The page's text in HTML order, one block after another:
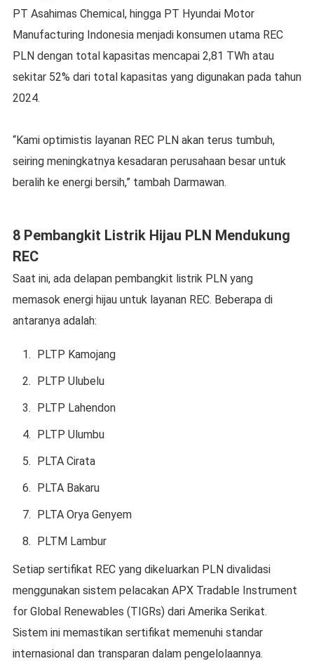
PT Asahimas Chemical, hingga PT Hyundai Motor
Manufacturing Indonesia menjadi konsumen utama REC
PLN dengan total kapasitas mencapai 2,81 TWh atau
sekitar 52% dari total kapasitas yang digunakan pada tahun
2024.
“Kami optimistis layanan REC PLN akan terus tumbuh,
seiring meningkatnya kesadaran perusahaan besar untuk
beralih ke energi bersih,” tambah Darmawan.
8 Pembangkit Listrik Hijau PLN Mendukung
REC
Saat ini, ada delapan pembangkit listrik PLN yang
memasok energi hijau untuk layanan REC. Beberapa di
antaranya adalah:
PLTP Kamojang
PLTP Ulubelu
PLTP Lahendon
PLTP Ulumbu
PLTA Cirata
PLTA Bakaru
PLTA Orya Genyem
PLTM Lambur
Setiap sertifikat REC yang dikeluarkan PLN divalidasi
menggunakan sistem pelacakan APX Tradable Instrument
for Global Renewables (TIGRs) dari Amerika Serikat.
Sistem ini memastikan sertifikat memenuhi standar
internasional dan transparan dalam pengelolaannya.